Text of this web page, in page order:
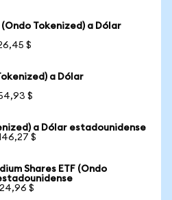
(Ondo Tokenized) a Dólar
$
a Dólar
$
a Dólar estadounidense
$
Shares ETF (Ondo
$